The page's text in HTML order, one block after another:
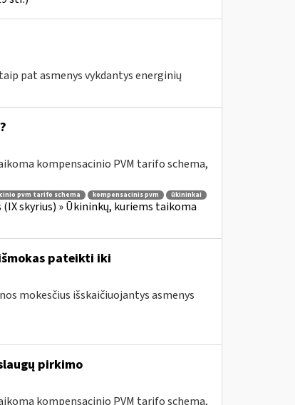
pat asmenys vykdantys energinių
kompensacinio PVM tarifo schema,
pvm tarifo schema kompensacinis pvm ūkininkai
skyrius) » Ūkininkų, kuriems taikoma
pateikti iki
mokesčius išskaičiuojantys asmenys
pirkimo
kompensacinio PVM tarifo schema,